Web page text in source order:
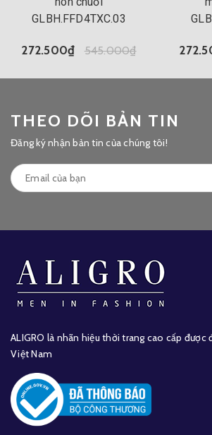
GLBH.FFD4TXC.03
272.500₫ 545.000₫
THEO DÕI BẢN TIN
Đăng ký nhận bản tin của chúng tôi!
ALIGRO là nhãn hiệu thời trang cao cấp được
Việt Nam